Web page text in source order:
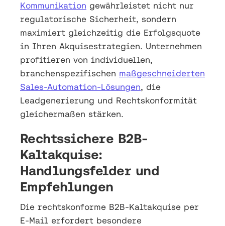
Kommunikation gewährleistet nicht nur
regulatorische Sicherheit, sondern
maximiert gleichzeitig die Erfolgsquote
in Ihren Akquisestrategien. Unternehmen
profitieren von individuellen,
branchenspezifischen maßgeschneiderten
Sales-Automation-Lösungen, die
Leadgenerierung und Rechtskonformität
gleichermaßen stärken.
Rechtssichere B2B-
Kaltakquise:
Handlungsfelder und
Empfehlungen
Die rechtskonforme B2B-Kaltakquise per
E-Mail erfordert besondere